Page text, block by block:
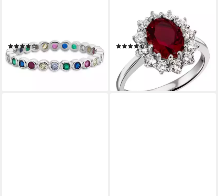
(synth)
(11)
49,00 €
lieferbar - in 1-2 Werktagen bei dir
Geschenk Silber 925
Damenring Lady D Diana
Royal, mit Zirkonia (synth),
Glasstein (84)
ab 52,79 €
lieferbar - in 6-8 Werktagen bei dir
+1